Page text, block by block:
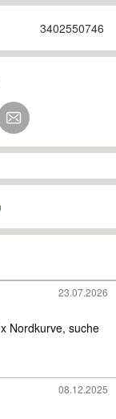
3402550746
23.07.2026
Nordkurve, suche
08.12.2025